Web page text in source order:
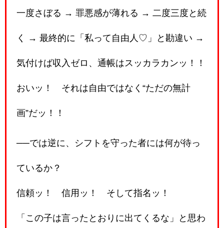
一度さぼる → 罪悪感が薄れる → 二度三度と続
く → 最終的に「私って自由人♡」と勘違い →
気付けば収入ゼロ、通帳はスッカラカンッ！！
おいッ！ それは自由ではなく“ただの無計
画”だッ！！
──では逆に、シフトを守った者には何が待っ
ているか？
信頼ッ！ 信用ッ！ そして指名ッ！
「この子は言ったとおりに出てくるな」と思わ